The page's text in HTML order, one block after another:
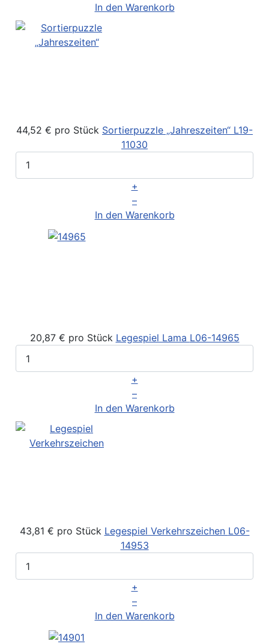
In den Warenkorb
44,52 € pro Stück Sortierpuzzle „Jahreszeiten“ L19-
11030
+
–
In den Warenkorb
20,87 € pro Stück Legespiel Lama L06-14965
+
–
In den Warenkorb
43,81 € pro Stück Legespiel Verkehrszeichen L06-
14953
+
–
In den Warenkorb